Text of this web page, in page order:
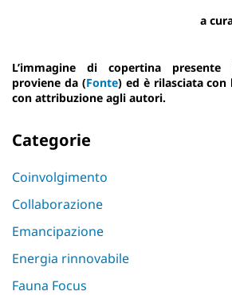
a
L’immagine di copertina
proviene da (Fonte) ed è rilasciata
con attribuzione agli autori.
Categorie
Coinvolgimento
Collaborazione
Emancipazione
Energia rinnovabile
Fauna Focus